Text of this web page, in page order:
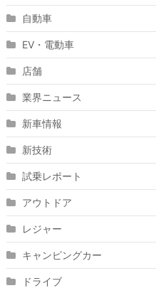
自動車
EV・電動車
店舗
業界ニュース
新車情報
新技術
試乗レポート
アウトドア
レジャー
キャンピングカー
ドライブ